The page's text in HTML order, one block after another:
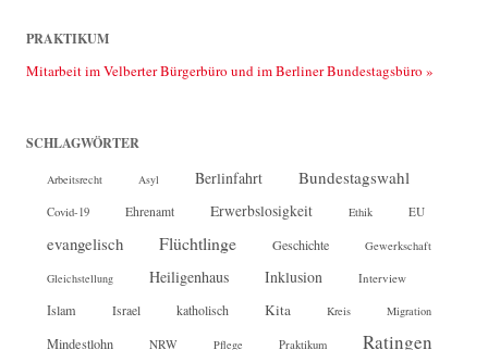
PRAKTIKUM
Mitarbeit im Velberter Bürgerbüro und im Berliner Bundestagsbüro »
SCHLAGWÖRTER
Arbeitsrecht Asyl Berlinfahrt Bundestagswahl
Covid-19 Ehrenamt Erwerbslosigkeit Ethik EU
evangelisch Flüchtlinge Geschichte Gewerkschaft
Gleichstellung Heiligenhaus Inklusion Interview
Islam Israel katholisch Kita Kreis Migration
Mindestlohn NRW Pflege Praktikum Ratingen